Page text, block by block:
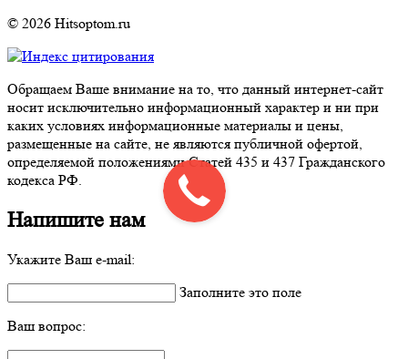
© 2026 Hitsoptom.ru
Обращаем Ваше внимание на то, что данный интернет-сайт
носит исключительно информационный характер и ни при
каких условиях информационные материалы и цены,
размещенные на сайте, не являются публичной офертой,
определяемой положениями Статей 435 и 437 Гражданского
кодекса РФ.
Напишите нам
Укажите Ваш e-mail:
Заполните это поле
Ваш вопрос: